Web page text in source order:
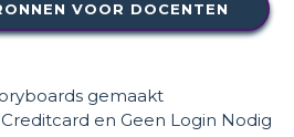
VOOR DOCENTEN
gemaakt
en Geen Login Nodig